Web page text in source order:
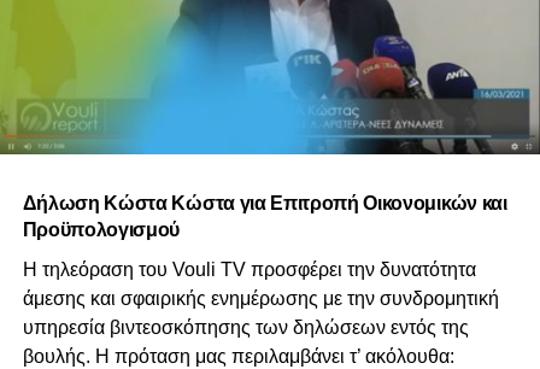
Δήλωση Κώστα Κώστα για Επιτροπή Οικονομικών και
Προϋπολογισμού
Η τηλεόραση του Vouli TV προσφέρει την δυνατότητα
άμεσης και σφαιρικής ενημέρωσης με την συνδρομητική
υπηρεσία βιντεοσκόπησης των δηλώσεων εντός της
βουλής. Η πρόταση μας περιλαμβάνει τ’ ακόλουθα: